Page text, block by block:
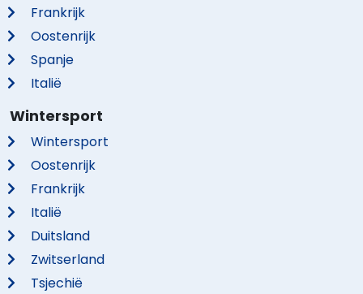
Frankrijk
Oostenrijk
Spanje
Italië
Wintersport
Wintersport
Oostenrijk
Frankrijk
Italië
Duitsland
Zwitserland
Tsjechië